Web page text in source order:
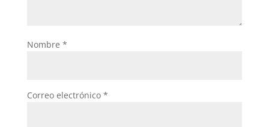
Nombre *
Correo electrónico *